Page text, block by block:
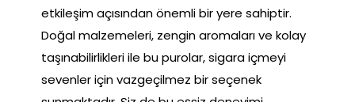
etkileşim açısından önemli bir yere sahiptir.
Doğal malzemeleri, zengin aromaları ve kolay
taşınabilirlikleri ile bu purolar, sigara içmeyi
sevenler için vazgeçilmez bir seçenek